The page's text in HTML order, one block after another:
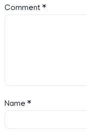
Comment*
Name*